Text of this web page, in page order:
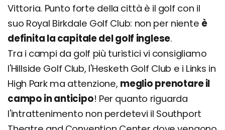
Vittoria. Punto forte della città è il golf con il
suo Royal Birkdale Golf Club: non per niente è
definita la capitale del golf inglese.
Tra i campi da golf più turistici vi consigliamo
l'Hillside Golf Club, l'Hesketh Golf Club e i Links in
High Park ma attenzione, meglio prenotare il
campo in anticipo! Per quanto riguarda
l'intrattenimento non perdetevi il Southport